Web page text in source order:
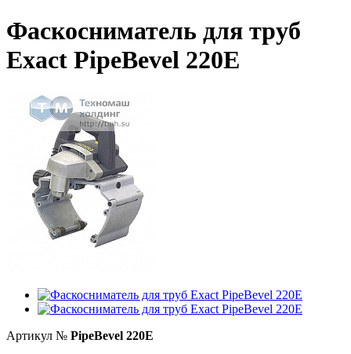
Фаскосниматель для труб
Exact PipeBevel 220E
Артикул № PipeBevel 220E